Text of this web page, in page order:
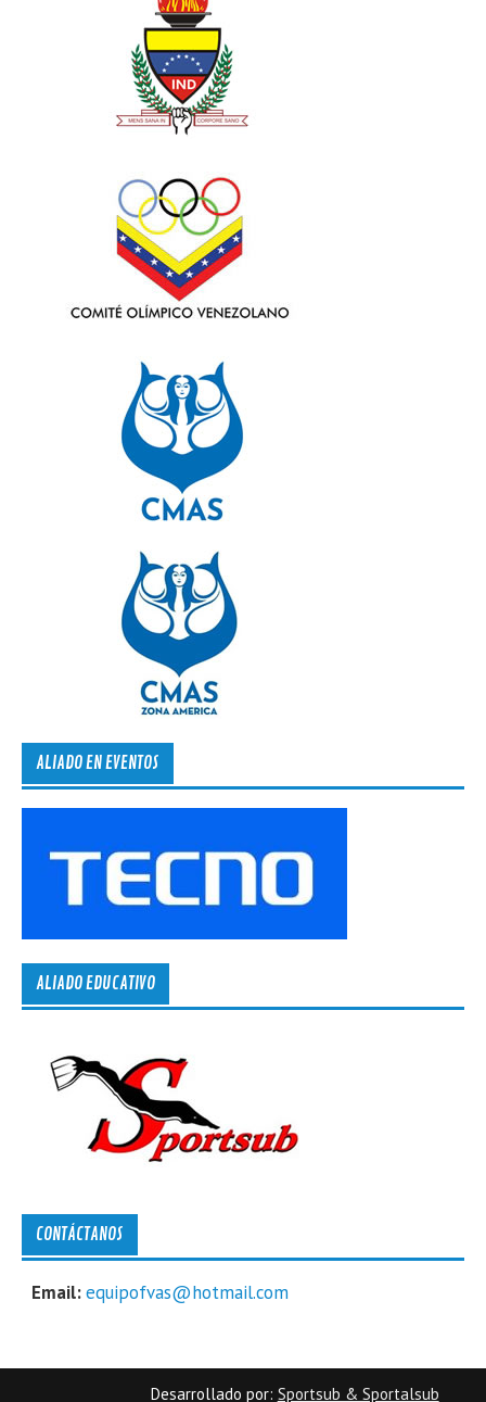
ALIADO EN EVENTOS
ALIADO EDUCATIVO
CONTÁCTANOS
Email:equipofvas@hotmail.com
Desarrollado por: Sportsub & Sportalsub